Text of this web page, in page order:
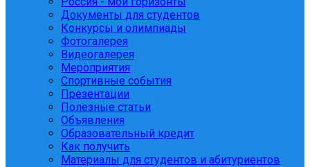
Документы для студентов
Конкурсы и олимпиады
Фотогалерея
Видеогалерея
Мероприятия
Спортивные события
Презентации
Полезные статьи
Объявления
Образовательный кредит
Как получить
Материалы для студентов и абитуриентов